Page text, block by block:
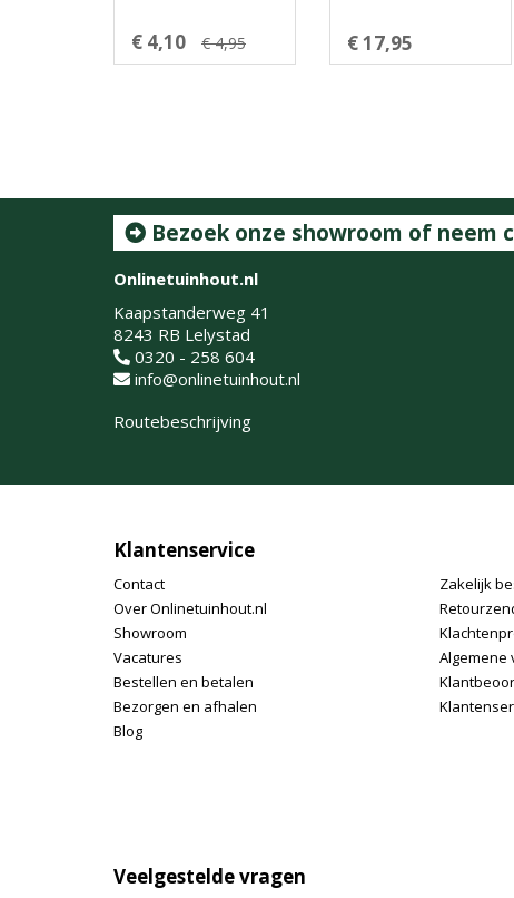
€ 4,10 € 4,95 € 17,95
Bezoek onze showroom of neem
Onlinetuinhout.nl
Kaapstanderweg 41
8243 RB Lelystad
0320 - 258 604
info@onlinetuinhout.nl
Routebeschrijving
Klantenservice
Contact
Over Onlinetuinhout.nl
Showroom
Vacatures
Bestellen en betalen
Bezorgen en afhalen
Blog
Zakelijk
Algemene
Veelgestelde vragen